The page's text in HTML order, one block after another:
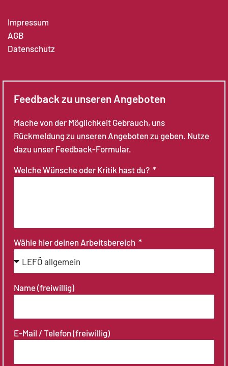
Impressum
AGB
Datenschutz
Feedback zu unseren Angeboten
Mache von der Möglichkeit Gebrauch, uns
Rückmeldung zu unseren Angeboten zu geben. Nutze
dazu unser Feedback-Formular.
Welche Wünsche oder Kritik hast du?
Wähle hier deinen Arbeitsbereich
Name (freiwillig)
E-Mail / Telefon (freiwillig)